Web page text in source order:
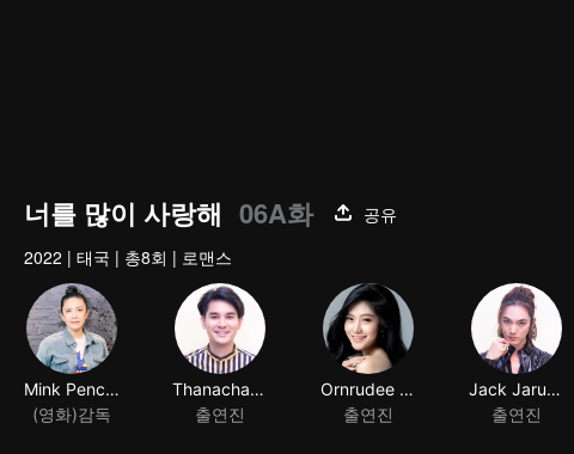
너를 많이 사랑해 06A화
공유
2022 | 태국 | 총8회 | 로맨스
Mink Penchan Vongsomphet
(영화)감독
Thanachat Dulyachat
출연진
Ornrudee Seanla
출연진
Jack Jarupong Kluaymai-ngam
출연진